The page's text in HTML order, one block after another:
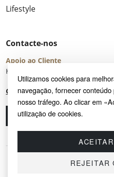
Utilizamos cookies para
navegação, fornecer
nosso tráfego. Ao clicar em
utilização de cookies.
REJEITAR
Lifestyle
Contacte-nos
Apoio ao Cliente
Horário de Atendimento: seg –
Centro de Ajuda
Ligue-nos